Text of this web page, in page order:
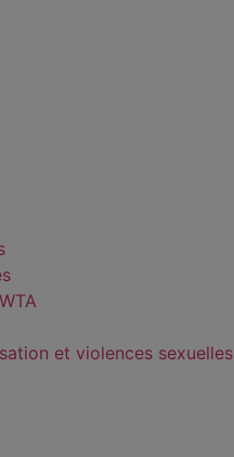
et violences sexuelles